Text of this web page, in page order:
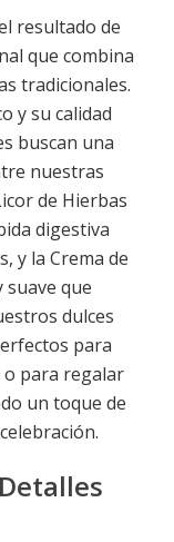
resultado de
que combina
tradicionales.
y su calidad
buscan una
nuestras
de Hierbas
digestiva
y la Crema de
suave que
dulces
para
para regalar
un toque de